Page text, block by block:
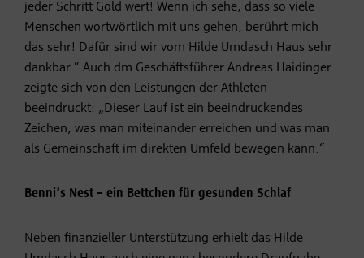
jeder Schritt Gold wert! Wenn ich sehe, dass so viele
Menschen wortwörtlich mit uns gehen, berührt mich
das sehr! Dafür sind wir vom Hilde Umdasch Haus sehr
dankbar.“ Auch dm Geschäftsführer Andreas Haidinger
zeigte sich von den Leistungen der Athleten
beeindruckt: „Dieser Lauf ist ein beeindruckendes
Zeichen, was man miteinander erreichen und was man
als Gemeinschaft im direkten Umfeld bewegen kann.“
Benni’s Nest – ein Bettchen für gesunden Schlaf
Neben finanzieller Unterstützung erhielt das Hilde